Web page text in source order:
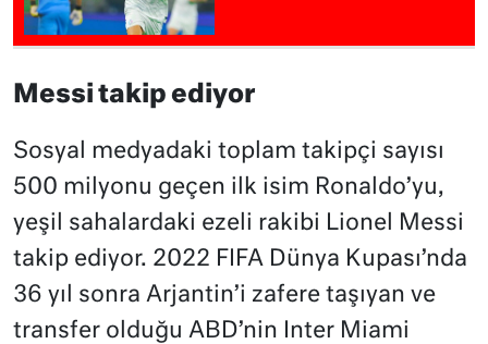
Messi takip ediyor
Sosyal medyadaki toplam takipçi sayısı
500 milyonu geçen ilk isim Ronaldo’yu,
yeşil sahalardaki ezeli rakibi Lionel Messi
takip ediyor. 2022 FIFA Dünya Kupası’nda
36 yıl sonra Arjantin’i zafere taşıyan ve
transfer olduğu ABD’nin Inter Miami